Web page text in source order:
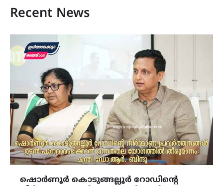
Recent News
ഷൊർണൂർ കൊടുങ്ങല്ലൂർ റോഡിന്റെ